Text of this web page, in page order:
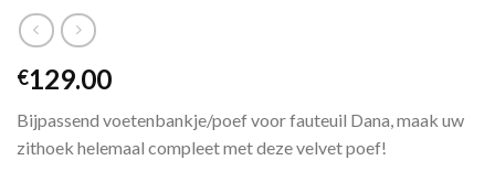
€129.00
Bijpassend voetenbankje/poef voor fauteuil Dana, maak uw
zithoek helemaal compleet met deze velvet poef!